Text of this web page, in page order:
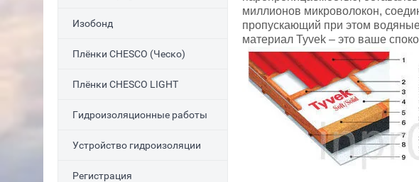
Изобонд
Плёнки CHESCO (Ческо)
Плёнки CHESCO LIGHT
Гидроизоляционные работы
Устройство гидроизоляции
Регистрация
миллионов микроволокон,
пропускающий при этом
материал Tyvek – это ваше